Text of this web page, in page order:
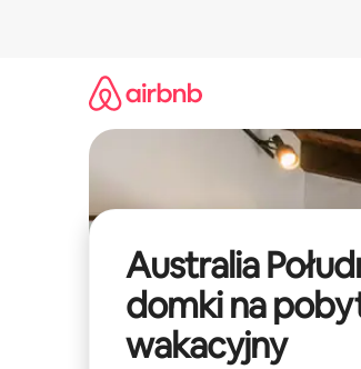
Australia
domki na
wakacyjny